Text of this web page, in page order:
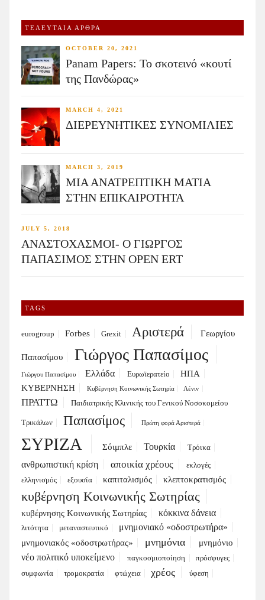
ΤΕΛΕΥΤΑΙΑ ΑΡΘΡΑ
OCTOBER 20, 2021
Panam Papers: Το σκοτεινό «κουτί
της Πανδώρας»
MARCH 4, 2021
ΔΙΕΡΕΥΝΗΤΙΚΕΣ ΣΥΝΟΜΙΛΙΕΣ
MARCH 3, 2019
ΜΙΑ ΑΝΑΤΡΕΠΤΙΚΗ ΜΑΤΙΑ
ΣΤΗΝ ΕΠΙΚΑΙΡΟΤΗΤΑ
JULY 5, 2018
ΑΝΑΣΤΟΧΑΣΜΟΙ- Ο ΓΙΩΡΓΟΣ
ΠΑΠΑΣΙΜΟΣ ΣΤΗΝ OPEN ERT
TAGS
eurogroup Forbes Grexit Αριστερά Γεωργίου
Παπασίμου Γιώργος Παπασίμος
Γιώργου Παπασίμου Ελλάδα Ευρωϊερατείο
ΗΠΑ
ΚΥΒΕΡΝΗΣΗ
Κυβέρνηση Κοινωνικής Σωτηρία Λένιν
ΠΡΑΤΤΩ Παιδιατρικής Κλινικής του Γενικού Νοσοκομείου
Τρικάλων Παπασίμος Πρώτη φορά Αριστερά
ΣΥΡΙΖΑ Σόιμπλε Τουρκία Τρόικα
ανθρωπιστική κρίση αποικία χρέους
εκλογές
ελληνισμός
εξουσία καπιταλισμός κλεπτοκρατισμός
κυβέρνηση Κοινωνικής Σωτηρίας
κυβέρνησης Κοινωνικής Σωτηρίας κόκκινα δάνεια
λιτότητα μεταναστευτικό μνημονιακό «οδοστρωτήρα»
μνημονιακός «οδοστρωτήρας» μνημόνια μνημόνιο
νέο πολιτικό υποκείμενο παγκοσμιοποίηση
πρόσφυγες
συμφωνία
τρομοκρατία φτώχεια χρέος ύφεση